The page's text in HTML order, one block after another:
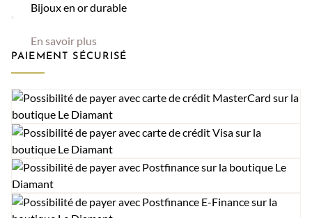
Bijoux en or durable
En savoir plus
PAIEMENT SÉCURISÉ